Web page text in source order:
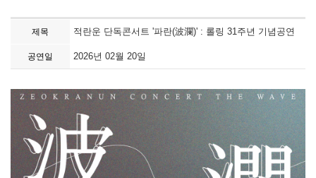
제목 적란운 단독콘서트 '파란(波瀾)' : 롤링 31주년 기념공연
공연일 2026년 02월 20일